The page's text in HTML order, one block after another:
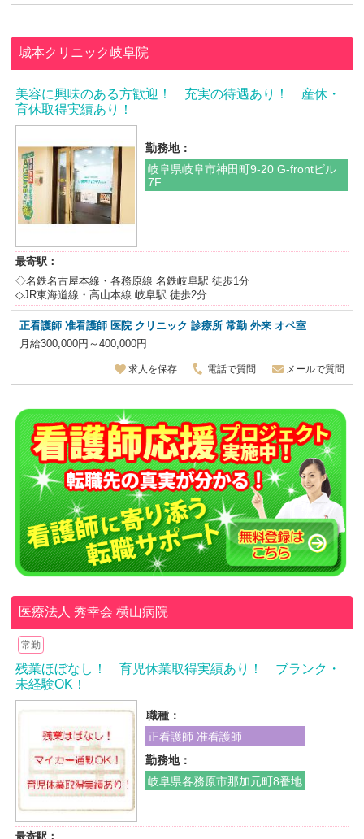
城本クリニック岐阜院
美容に興味のある方歓迎！ 充実の待遇あり！ 産休・
育休取得実績あり！
勤務地：
岐阜県岐阜市神田町9-20 G-frontビル
7F
最寄駅：
◇名鉄名古屋本線・各務原線 名鉄岐阜駅 徒歩1分
◇JR東海道線・高山本線 岐阜駅 徒歩2分
正看護師 准看護師 医院 クリニック 診療所 常勤 外来 オペ室
月給300,000円～400,000円
求人を保存 電話で質問 メールで質問
医療法人 秀幸会横山病院
常勤
残業ほぼなし！ 育児休業取得実績あり！ ブランク・
未経験OK！
職種：
正看護師 准看護師
勤務地：
岐阜県各務原市那加元町8番地
最寄駅：